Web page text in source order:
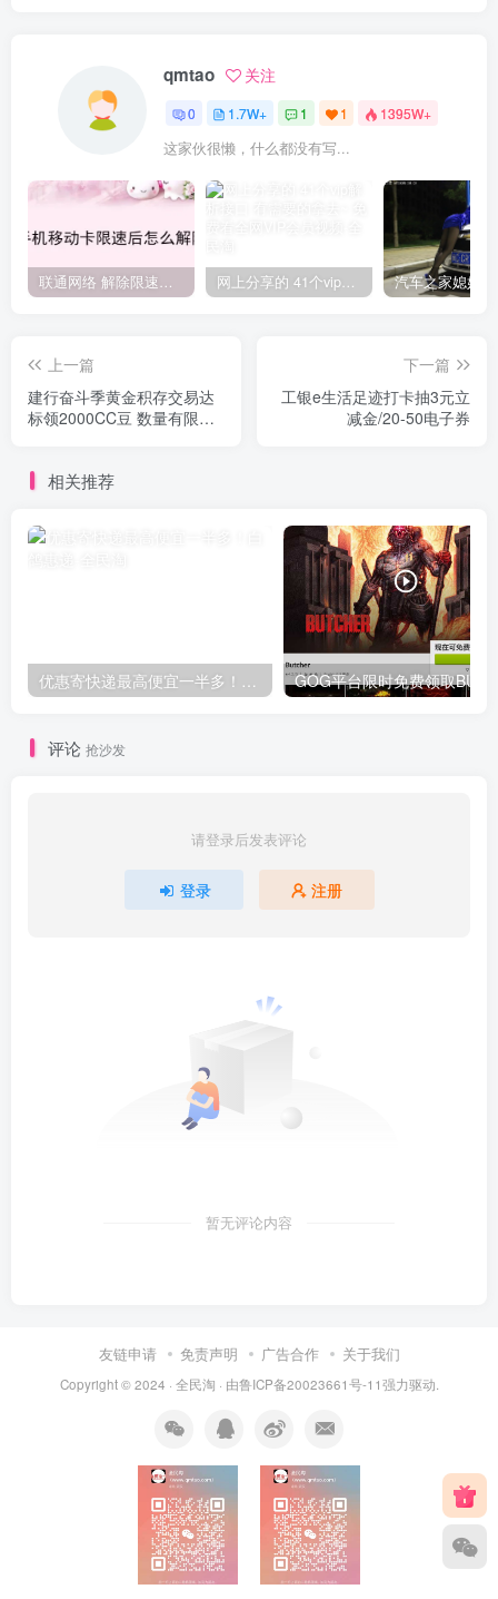
qmtao 关注
0 1.7W+ 1 1 1395W+
这家伙很懒，什么都没有写...
联通网络 解除限速方法参考！畅享、畅玩、老白干等及其它地区自测了 网上分享的 41个vip解析接口 有需要的拿去~ 免费看全网VIP会员视频
上一篇
建行奋斗季黄金积存交易达
标领2000CC豆 数量有限先
下一篇
工银e生活足迹打卡抽3元立
减金/20-50电子券
相关推荐
评论 抢沙发
请登录后发表评论
登录 注册
暂无评论内容
友链申请 免责声明 广告合作 关于我们
Copyright © 2024 · 全民淘 · 由鲁ICP备20023661号-11强力驱动.